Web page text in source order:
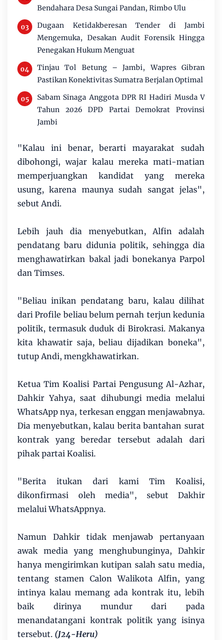
Bendahara Desa Sungai Pandan, Rimbo Ulu
Dugaan Ketidakberesan Tender di Jambi
Mengemuka, Desakan Audit Forensik Hingga
Penegakan Hukum Menguat
Tinjau Tol Betung – Jambi, Wapres Gibran
Pastikan Konektivitas Sumatra Berjalan Optimal
Sabam Sinaga Anggota DPR RI Hadiri Musda V
Tahun 2026 DPD Partai Demokrat Provinsi
Jambi
"Kalau ini benar, berarti mayarakat sudah
dibohongi, wajar kalau mereka mati-matian
memperjuangkan kandidat yang mereka
usung, karena maunya sudah sangat jelas",
sebut Andi.
Lebih jauh dia menyebutkan, Alfin adalah
pendatang baru didunia politik, sehingga dia
menghawatirkan bakal jadi bonekanya Parpol
dan Timses.
"Beliau inikan pendatang baru, kalau dilihat
dari Profile beliau belum pernah terjun kedunia
politik, termasuk duduk di Birokrasi. Makanya
kita khawatir saja, beliau dijadikan boneka",
tutup Andi, mengkhawatirkan.
Ketua Tim Koalisi Partai Pengusung Al-Azhar,
Dahkir Yahya, saat dihubungi media melalui
WhatsApp nya, terkesan enggan menjawabnya.
Dia menyebutkan, kalau berita bantahan surat
kontrak yang beredar tersebut adalah dari
pihak partai Koalisi.
"Berita itukan dari kami Tim Koalisi,
dikonfirmasi oleh media", sebut Dakhir
melalui WhatsAppnya.
Namun Dahkir tidak menjawab pertanyaan
awak media yang menghubunginya, Dahkir
hanya mengirimkan kutipan salah satu media,
tentang stamen Calon Walikota Alfin, yang
intinya kalau memang ada kontrak itu, lebih
baik dirinya mundur dari pada
menandatangani kontrak politik yang isinya
tersebut. (J24-Heru)